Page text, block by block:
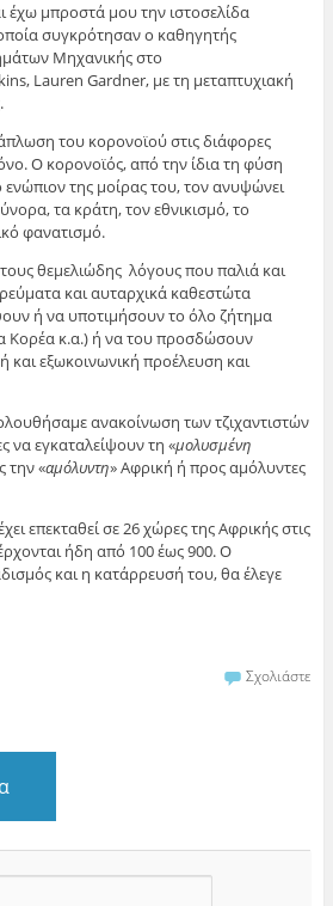
έχω μπροστά μου την ιστοσελίδα
συγκρότησαν ο καθηγητής
Μηχανικής στο
Lauren Gardner, με τη μεταπτυχιακή
του κορονοϊού στις διάφορες
Ο κορονοϊός, από την ίδια τη φύση
της μοίρας του, τον ανυψώνει
τα κράτη, τον εθνικισμό, το
φανατισμό.
θεμελιώδης λόγους που παλιά και
και αυταρχικά καθεστώτα
ή να υποτιμήσουν το όλο ζήτημα
Κορέα κ.α.) ή να του προσδώσουν
και εξωκοινωνική προέλευση και
ανακοίνωση των τζιχαντιστών
να εγκαταλείψουν τη «μολυσμένη
την «αμόλυντη» Αφρική ή προς αμόλυντες
επεκταθεί σε 26 χώρες της Αφρικής στις
ήδη από 100 έως 900. Ο
και η κατάρρευσή του, θα έλεγε
Σχολιάστε